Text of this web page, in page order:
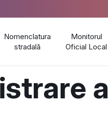
Nomenclatura
stradală
Monitorul
Oficial Local
a